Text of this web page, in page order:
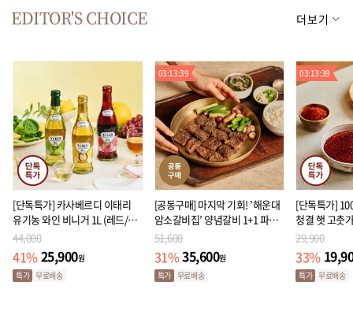
EDITOR'S CHOICE 더보기
[단독특가] 카사베르디 이태리
유기농 와인 비니거 1L (레드/화
이트/애플사이다)
44,000
41%25,900원
특가 무료배송
03:13:38
[공동구매] 마지막 기회! ’해운대
암소갈비집’ 양념갈비 1+1 파격
가
51,600
31%35,600원
특가 무료배송
03:13:38
[단독특가]
청결 햇 고춧
29,900
33%
특가 무료배송